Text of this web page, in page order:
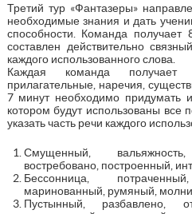
Третий тур «Фантазеры»
необходимые знания и дать
способности. Команда
составлен действительно
каждого использованного слова.
Каждая команда получает
прилагательные, наречия,
7 минут необходимо придумать
котором будут использованы все
указать часть речи каждого
Смущенный,
востребовано, построенный,
Бессонница,
маринованный, румяный,
Пустынный, разбавлено,